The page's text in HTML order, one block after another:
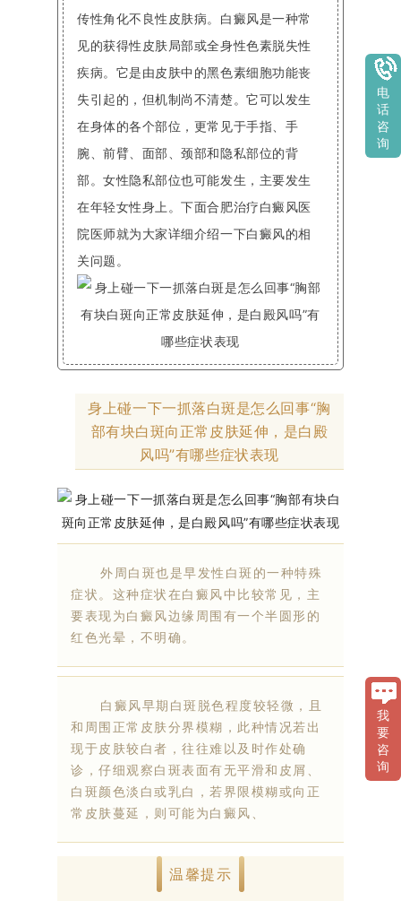
传性角化不良性皮肤病。白癜风是一种常
见的获得性皮肤局部或全身性色素脱失性
疾病。它是由皮肤中的黑色素细胞功能丧
失引起的，但机制尚不清楚。它可以发生
在身体的各个部位，更常见于手指、手
腕、前臂、面部、颈部和隐私部位的背
部。女性隐私部位也可能发生，主要发生
在年轻女性身上。下面合肥治疗白癜风医
院医师就为大家详细介绍一下白癜风的相
关问题。
身上碰一下一抓落白斑是怎么回事“胸
部有块白斑向正常皮肤延伸，是白殿
风吗”有哪些症状表现
外周白斑也是早发性白斑的一种特殊
症状。这种症状在白癜风中比较常见，主
要表现为白癜风边缘周围有一个半圆形的
红色光晕，不明确。
白癜风早期白斑脱色程度较轻微，且
和周围正常皮肤分界模糊，此种情况若出
现于皮肤较白者，往往难以及时作处确
诊，仔细观察白斑表面有无平滑和皮屑、
白斑颜色淡白或乳白，若界限模糊或向正
常皮肤蔓延，则可能为白癜风、
温馨提示
我
要
咨
询
电
话
咨
询